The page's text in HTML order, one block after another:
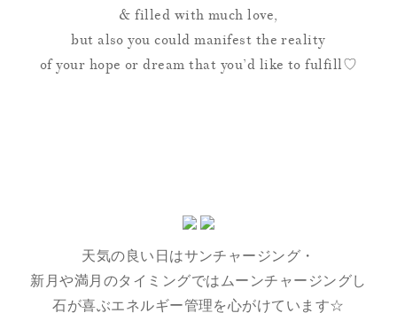
& filled with much love,
but also you could manifest the reality
of your hope or dream that you’d like to fulfill♡
天気の良い日はサンチャージング・
新月や満月のタイミングではムーンチャージングし
石が喜ぶエネルギー管理を心がけています☆